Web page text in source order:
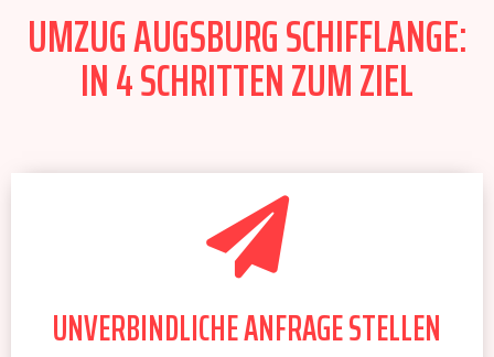
UMZUG AUGSBURG SCHIFFLANGE:
IN 4 SCHRITTEN ZUM ZIEL
UNVERBINDLICHE ANFRAGE STELLEN